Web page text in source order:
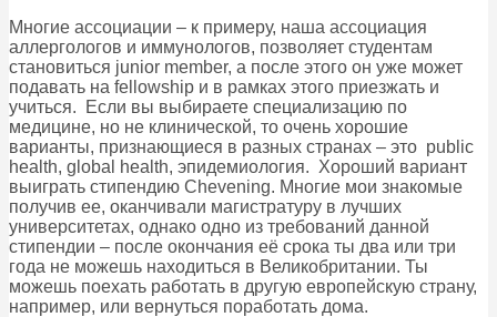
Многие ассоциации – к примеру, наша ассоциация
аллергологов и иммунологов, позволяет студентам
становиться junior member, а после этого он уже может
подавать на fellowship и в рамках этого приезжать и
учиться. Если вы выбираете специализацию по
медицине, но не клинической, то очень хорошие
варианты, признающиеся в разных странах – это public
health, global health, эпидемиология. Хороший вариант
выиграть стипендию Chevening. Многие мои знакомые
получив ее, оканчивали магистратуру в лучших
университетах, однако одно из требований данной
стипендии – после окончания её срока ты два или три
года не можешь находиться в Великобритании. Ты
можешь поехать работать в другую европейскую страну,
например, или вернуться поработать дома.